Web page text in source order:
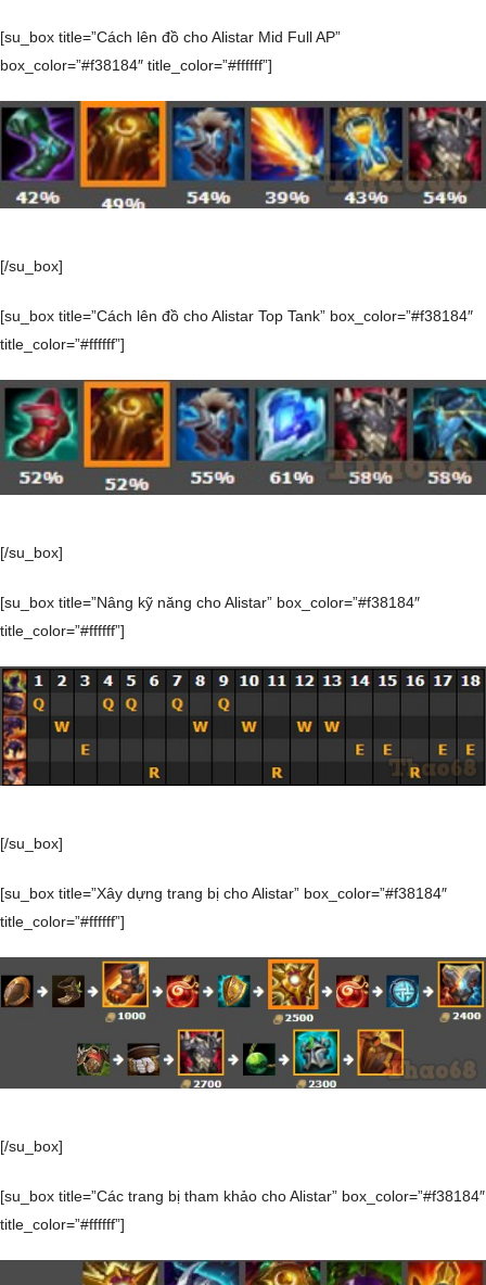
[su_box title=”Cách lên đồ cho Alistar Mid Full AP”
box_color=”#f38184″ title_color=”#ffffff”]
[/su_box]
[su_box title=”Cách lên đồ cho Alistar Top Tank” box_color=”#f38184″
title_color=”#ffffff”]
[/su_box]
[su_box title=”Nâng kỹ năng cho Alistar” box_color=”#f38184″
title_color=”#ffffff”]
[/su_box]
[su_box title=”Xây dựng trang bị cho Alistar” box_color=”#f38184″
title_color=”#ffffff”]
[/su_box]
[su_box title=”Các trang bị tham khảo cho Alistar” box_color=”#f38184″
title_color=”#ffffff”]